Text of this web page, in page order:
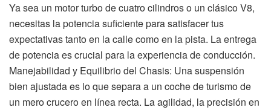
Ya sea un motor turbo de cuatro cilindros o un clásico V8,
necesitas la potencia suficiente para satisfacer tus
expectativas tanto en la calle como en la pista. La entrega
de potencia es crucial para la experiencia de conducción.
Manejabilidad y Equilibrio del Chasis: Una suspensión
bien ajustada es lo que separa a un coche de turismo de
un mero crucero en línea recta. La agilidad, la precisión en